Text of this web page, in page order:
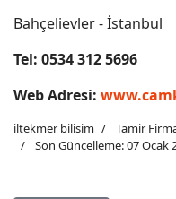
Bahçelievler - İstanbul
Tel: 0534 312 5696
Web Adresi:
iltekmer bilisim Tamir
Son Güncelleme: 07 Ocak